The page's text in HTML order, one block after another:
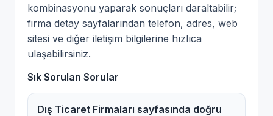
kombinasyonu yaparak sonuçları daraltabilir;
firma detay sayfalarından telefon, adres, web
sitesi ve diğer iletişim bilgilerine hızlıca
ulaşabilirsiniz.
Sık Sorulan Sorular
Dış Ticaret Firmaları sayfasında doğru